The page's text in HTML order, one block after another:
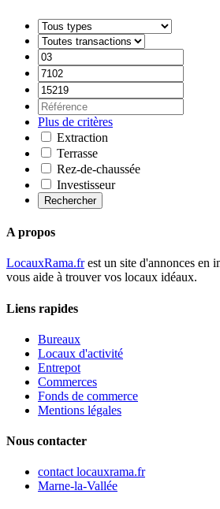
Plus de critères
Extraction
Terrasse
Rez-de-chaussée
Investisseur
Rechercher
A propos
LocauxRama.frest un site d'annonces en
vous aide à trouver vos locaux idéaux.
Liens rapides
Bureaux
Locaux d'activité
Entrepot
Commerces
Fonds de commerce
Mentions légales
Nous contacter
contactlocauxrama.fr
Marne-la-Vallée